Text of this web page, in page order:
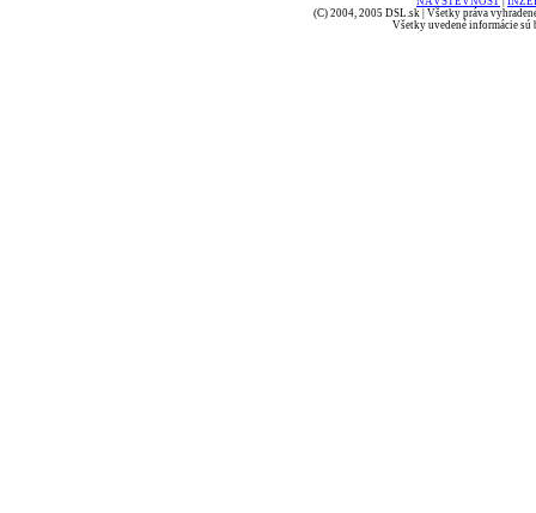
(C) 2004, 2005 DSL.sk | Všetky práva
Všetky uvedené informácie sú